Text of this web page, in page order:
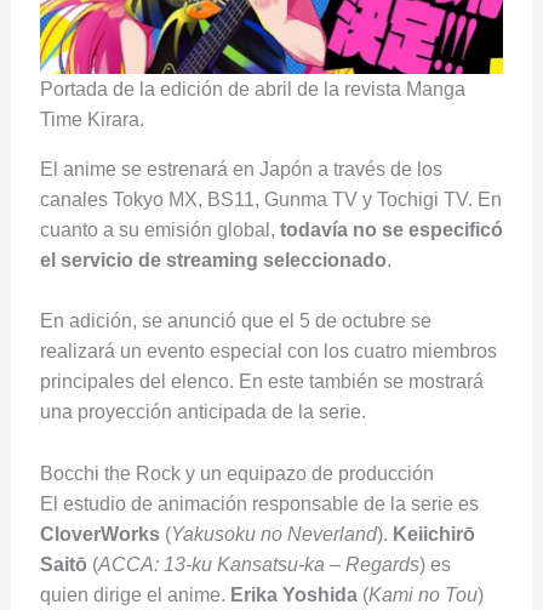
Portada de la edición de abril de la revista Manga
Time Kirara.
El anime se estrenará en Japón a través de los
canales Tokyo MX, BS11, Gunma TV y Tochigi TV. En
cuanto a su emisión global, todavía no se especificó
el servicio de streaming seleccionado.
En adición, se anunció que el 5 de octubre se
realizará un evento especial con los cuatro miembros
principales del elenco. En este también se mostrará
una proyección anticipada de la serie.
Bocchi the Rock y un equipazo de producción
El estudio de animación responsable de la serie es
CloverWorks(Yakusoku no Neverland). Keiichirō
Saitō (ACCA: 13-ku Kansatsu-ka – Regards) es
quien dirige el anime. Erika Yoshida (Kami no Tou)